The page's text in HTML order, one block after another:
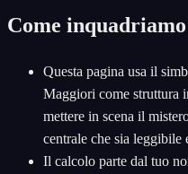
Come
Questa pagina usa il
Maggiori come struttura
mettere in scena il
centrale che sia leggibile
Il calcolo parte dal tuo